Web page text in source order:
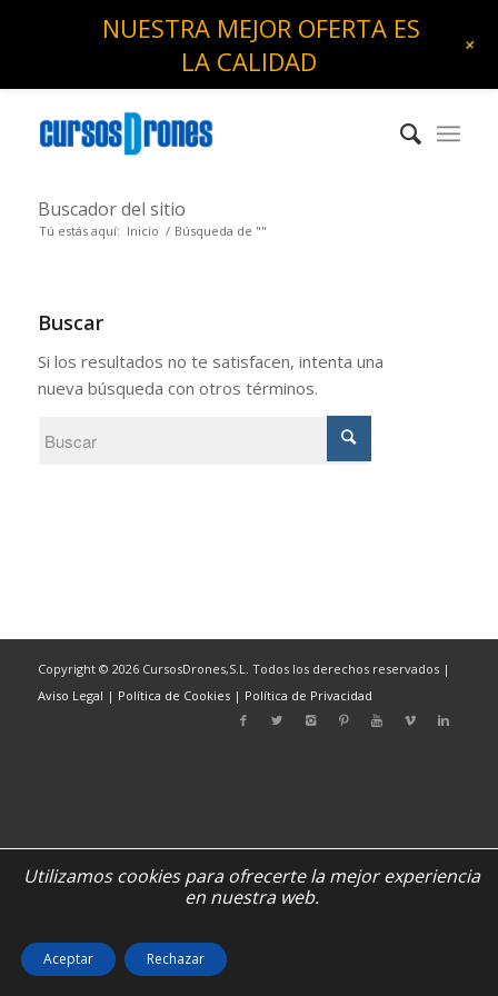
Buscador del sitio
Tú estás aquí: Inicio / Búsqueda de ""
Buscar
Si los resultados no te satisfacen, intenta una
nueva búsqueda con otros términos.
Copyright © 2026 CursosDrones,S.L. Todos los derechos reservados |
Aviso Legal | Política de Cookies| Política de Privacidad
NUESTRA MEJOR OFERTA ES
LA CALIDAD
+
Utilizamos cookies para ofrecerte la mejor experiencia
en nuestra web.
Aceptar Rechazar